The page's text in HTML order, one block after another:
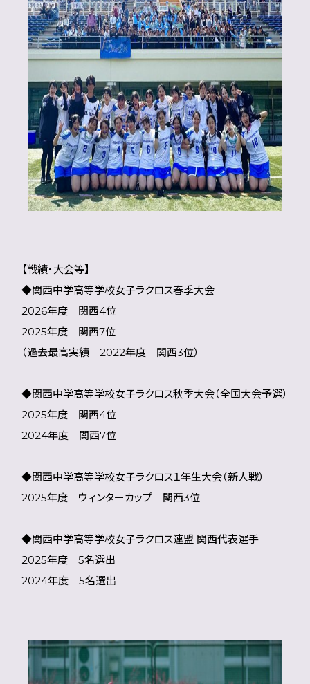
【戦績・大会等】
◆関西中学高等学校女子ラクロス春季大会
2026年度 関西4位
2025年度 関西7位
（過去最高実績 2022年度 関西3位）
◆関西中学高等学校女子ラクロス秋季大会（全国大会予選）
2025年度 関西4位
2024年度 関西7位
◆関西中学高等学校女子ラクロス１年生大会（新人戦）
2025年度 ウィンターカップ 関西3位
◆関西中学高等学校女子ラクロス連盟 関西代表選手
2025年度 5名選出
2024年度 5名選出